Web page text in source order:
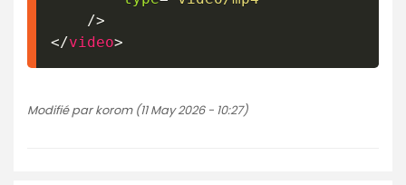
/>
</video>
Modifié par korom (11 May 2026 - 10:27)